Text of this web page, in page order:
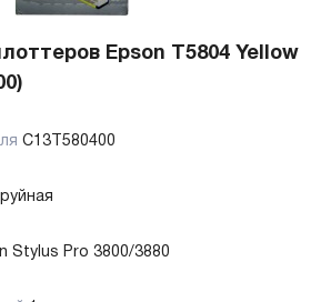
Epson T5804 Yellow
C13T580400
Stylus Pro 3800/3880